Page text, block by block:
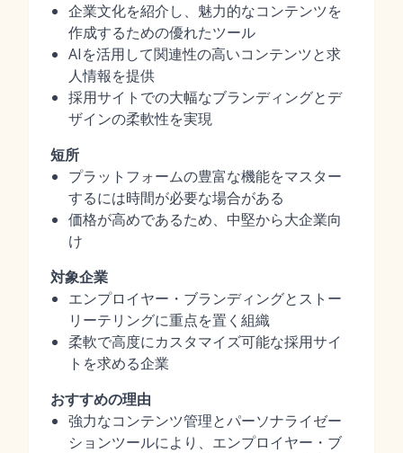
企業文化を紹介し、魅力的なコンテンツを
作成するための優れたツール
AIを活用して関連性の高いコンテンツと求
人情報を提供
採用サイトでの大幅なブランディングとデ
ザインの柔軟性を実現
短所
プラットフォームの豊富な機能をマスター
するには時間が必要な場合がある
価格が高めであるため、中堅から大企業向
け
対象企業
エンプロイヤー・ブランディングとストー
リーテリングに重点を置く組織
柔軟で高度にカスタマイズ可能な採用サイ
トを求める企業
おすすめの理由
強力なコンテンツ管理とパーソナライゼー
ションツールにより、エンプロイヤー・ブ